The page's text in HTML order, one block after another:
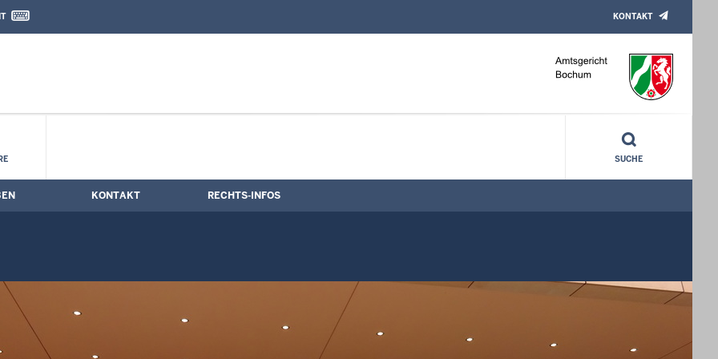
Kontaktformular
KONTAKT
SUCHE
KONTAKT RECHTS-INFOS